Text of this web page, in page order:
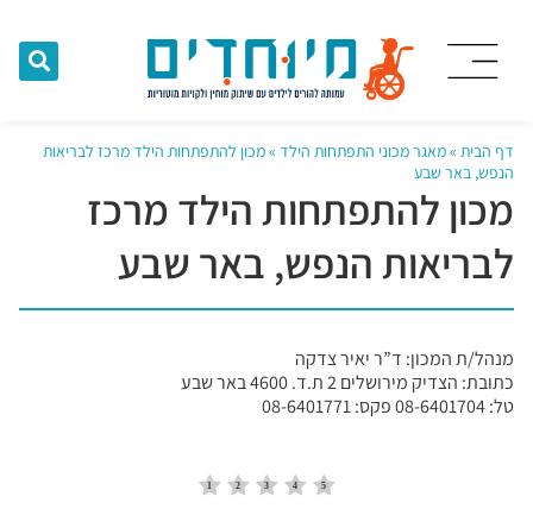
דף הבית »מאגר מכוני התפתחות הילד »מכון להתפתחות הילד מרכז לבריאות
הנפש, באר שבע
מכון להתפתחות הילד מרכז
לבריאות הנפש, באר שבע
מנהל/ת המכון: ד”ר יאיר צדקה
כתובת: הצדיק מירושלים 2 ת.ד. 4600 באר שבע
טל: 08-6401704 פקס: 08-6401771